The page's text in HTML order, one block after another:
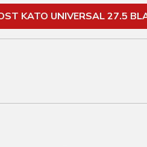
KATO UNIVERSAL 27.5